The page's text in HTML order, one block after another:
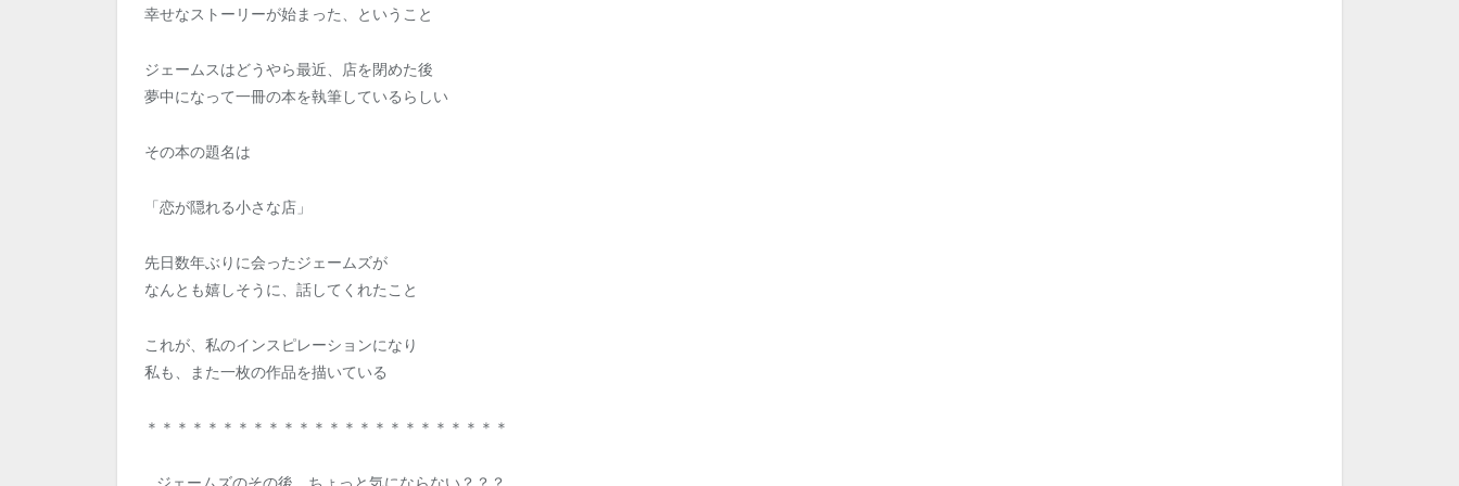
幸せなストーリーが始まった、ということ
ジェームスはどうやら最近、店を閉めた後
夢中になって一冊の本を執筆しているらしい
その本の題名は
「恋が隠れる小さな店」
先日数年ぶりに会ったジェームズが
なんとも嬉しそうに、話してくれたこと
これが、私のインスピレーションになり
私も、また一枚の作品を描いている
＊＊＊＊＊＊＊＊＊＊＊＊＊＊＊＊＊＊＊＊＊＊＊＊
…ジェームズのその後、ちょっと気にならない？？？